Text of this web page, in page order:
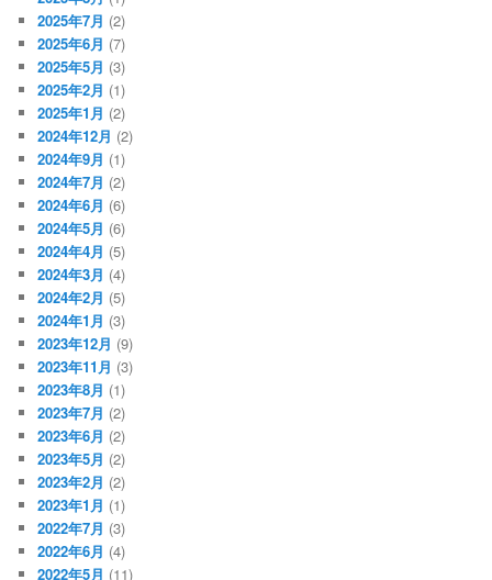
2025年7月 (2)
2025年6月 (7)
2025年5月 (3)
2025年2月 (1)
2025年1月 (2)
2024年12月 (2)
2024年9月 (1)
2024年7月 (2)
2024年6月 (6)
2024年5月 (6)
2024年4月 (5)
2024年3月 (4)
2024年2月 (5)
2024年1月 (3)
2023年12月 (9)
2023年11月 (3)
2023年8月 (1)
2023年7月 (2)
2023年6月 (2)
2023年5月 (2)
2023年2月 (2)
2023年1月 (1)
2022年7月 (3)
2022年6月 (4)
2022年5月 (11)